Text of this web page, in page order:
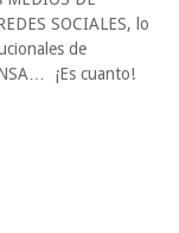
SOCIALES, lo
de
¡Es cuanto!